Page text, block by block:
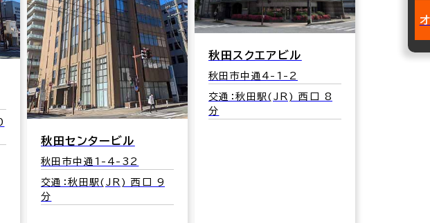
秋田センタービル
秋田市中通1-4-32
交通：秋田駅(JR) 西口 9
分
秋田スクエアビル
秋田市中通4-1-2
交通：秋田駅(JR) 西口 8
分